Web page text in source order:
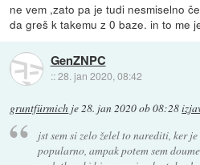
ne vem ,zato pa je tudi nesmiselno
da greš k takemu z 0 baze. in to me
GenZNPC
::28. jan 2020, 08:42
gruntfürmich je28. jan 2020 ob 08:28
jst sem si zelo želel to narediti, ker
popularno, ampak potem sem